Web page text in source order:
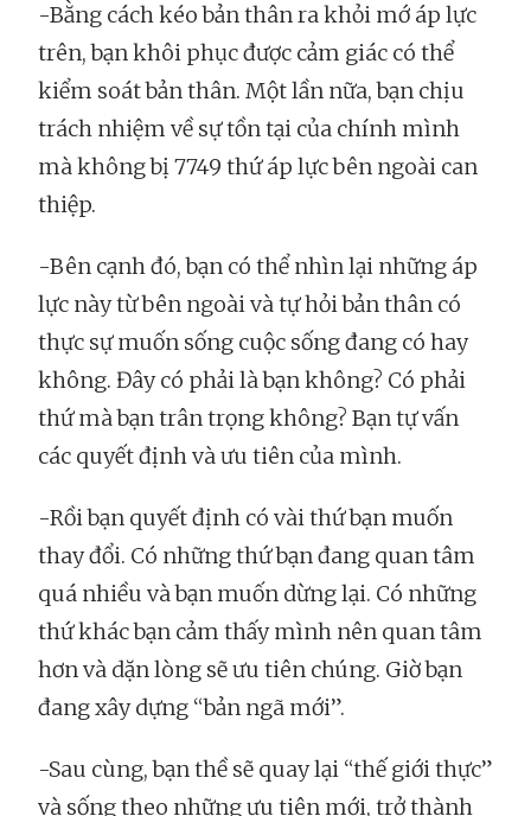
-Bằng cách kéo bản thân ra khỏi mớ áp lực
trên, bạn khôi phục được cảm giác có thể
kiểm soát bản thân. Một lần nữa, bạn chịu
trách nhiệm về sự tồn tại của chính mình
mà không bị 7749 thứ áp lực bên ngoài can
thiệp.
-Bên cạnh đó, bạn có thể nhìn lại những áp
lực này từ bên ngoài và tự hỏi bản thân có
thực sự muốn sống cuộc sống đang có hay
không. Đây có phải là bạn không? Có phải
thứ mà bạn trân trọng không? Bạn tự vấn
các quyết định và ưu tiên của mình.
-Rồi bạn quyết định có vài thứ bạn muốn
thay đổi. Có những thứ bạn đang quan tâm
quá nhiều và bạn muốn dừng lại. Có những
thứ khác bạn cảm thấy mình nên quan tâm
hơn và dặn lòng sẽ ưu tiên chúng. Giờ bạn
đang xây dựng “bản ngã mới”.
-Sau cùng, bạn thề sẽ quay lại “thế giới thực”
và sống theo những ưu tiên mới, trở thành